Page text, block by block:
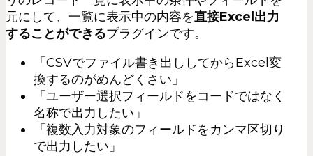
元にして、一覧に表示中の内容を直接Excel出力
することができるプラグインです。
「CSVでファイル書き出ししてからExcel変
換するのがめんどくさい」
「ユーザー選択フィールドをコードではなく
名称で出力したい」
「複数入力対象のフィールドをカンマ区切り
で出力したい」